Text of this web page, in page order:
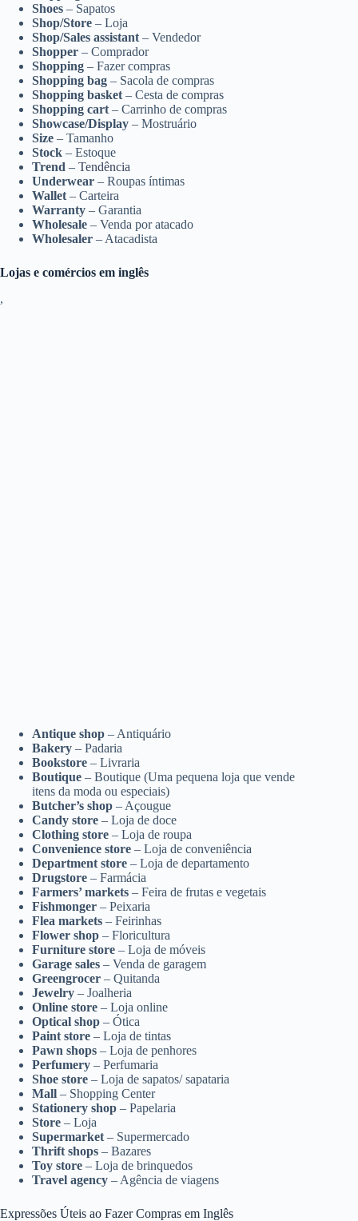
Shoes – Sapatos
Shop/Store – Loja
Shop/Sales assistant – Vendedor
Shopper – Comprador
Shopping – Fazer compras
Shopping bag – Sacola de compras
Shopping basket – Cesta de compras
Shopping cart – Carrinho de compras
Showcase/Display – Mostruário
Size – Tamanho
Stock – Estoque
Trend – Tendência
Underwear – Roupas íntimas
Wallet – Carteira
Warranty – Garantia
Wholesale – Venda por atacado
Wholesaler – Atacadista
Lojas e comércios em inglês
,
Antique shop – Antiquário
Bakery – Padaria
Bookstore – Livraria
Boutique – Boutique (Uma pequena loja que vende
itens da moda ou especiais)
Butcher’s shop – Açougue
Candy store – Loja de doce
Clothing store – Loja de roupa
Convenience store – Loja de conveniência
Department store – Loja de departamento
Drugstore – Farmácia
Farmers’ markets – Feira de frutas e vegetais
Fishmonger – Peixaria
Flea markets – Feirinhas
Flower shop – Floricultura
Furniture store – Loja de móveis
Garage sales – Venda de garagem
Greengrocer – Quitanda
Jewelry – Joalheria
Online store – Loja online
Optical shop – Ótica
Paint store – Loja de tintas
Pawn shops – Loja de penhores
Perfumery – Perfumaria
Shoe store – Loja de sapatos/ sapataria
Mall – Shopping Center
Stationery shop – Papelaria
Store – Loja
Supermarket – Supermercado
Thrift shops – Bazares
Toy store – Loja de brinquedos
Travel agency – Agência de viagens
Expressões Úteis ao Fazer Compras em Inglês